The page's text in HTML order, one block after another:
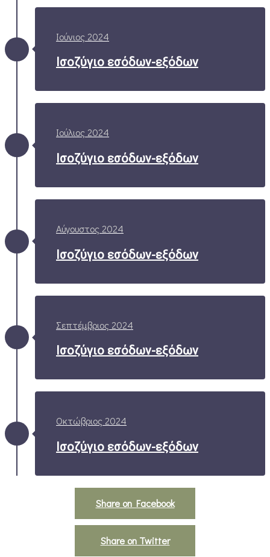
Ιούνιος 2024
Ισοζύγιο εσόδων-εξόδων
Ιούλιος 2024
Ισοζύγιο εσόδων-εξόδων
Αύγουστος 2024
Ισοζύγιο εσόδων-εξόδων
Σεπτέμβριος 2024
Ισοζύγιο εσόδων-εξόδων
Οκτώβριος 2024
Ισοζύγιο εσόδων-εξόδων
Share on Facebook
Share on Twitter